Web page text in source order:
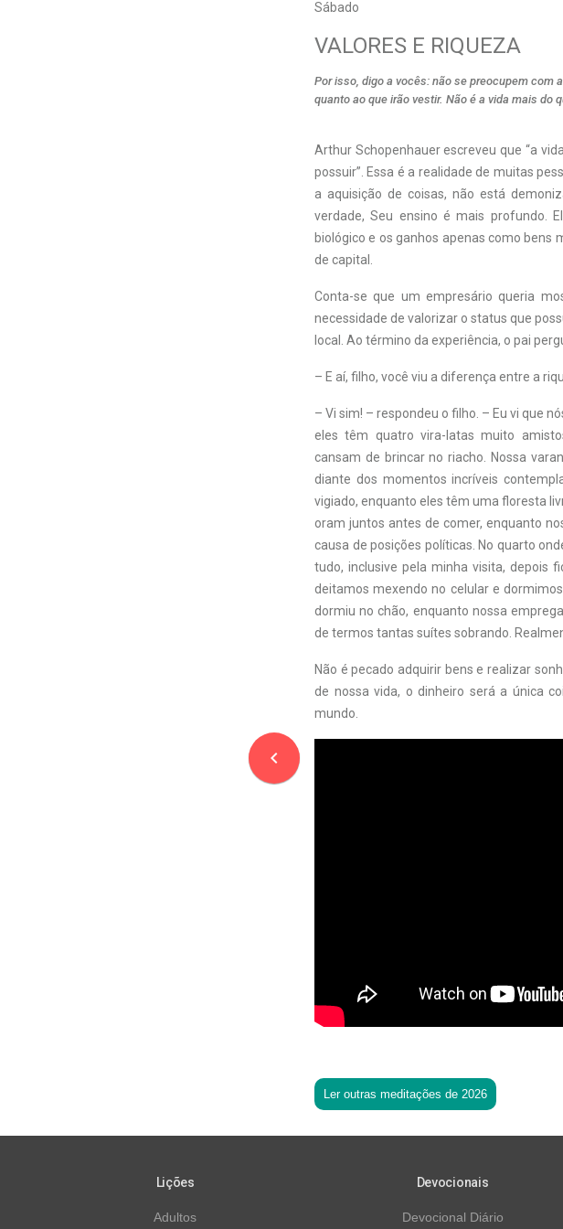
Sábado
navigate_before
VALORES E RIQUEZA
Por isso, digo a vocês: não se preocupem com
quanto ao que irão vestir. Não é a vida mais do
Arthur Schopenhauer escreveu que “a
possuir”. Essa é a realidade de muitas
a aquisição de coisas, não está
verdade, Seu ensino é mais profundo.
biológico e os ganhos apenas como bens
de capital.
Conta-se que um empresário queria
necessidade de valorizar o status que
local. Ao término da experiência, o pai
– E aí, filho, você viu a diferença entre a
– Vi sim! – respondeu o filho. – Eu vi que
eles têm quatro vira-latas muito
cansam de brincar no riacho. Nossa
diante dos momentos incríveis
vigiado, enquanto eles têm uma floresta
oram juntos antes de comer, enquanto
causa de posições políticas. No quarto
tudo, inclusive pela minha visita, depois
deitamos mexendo no celular e
dormiu no chão, enquanto nossa
de termos tantas suítes sobrando.
Não é pecado adquirir bens e realizar
de nossa vida, o dinheiro será a única
mundo.
Ler outras meditações de 2026
Lições
Adultos
Devocionais
Devocional Diário